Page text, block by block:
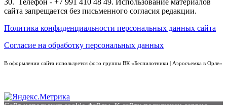
30. Телефон - +7 991 410 48 49. Использование материалов
сайта запрещается без письменного согласия редакции.
Политика конфиденциальности персональных данных сайта
Согласие на обработку персональных данных
В оформлении сайта используется фото группы ВК «Беспилотники | Аэросъемка в Орле»